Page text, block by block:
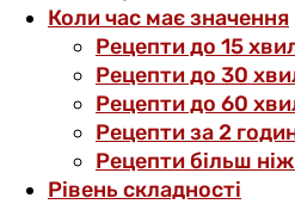
Коли час має значення
Рецепти до 15
Рецепти до 30
Рецепти до 60
Рецепти за 2
Рецепти більш
Рівень складності